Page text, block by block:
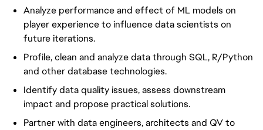
Analyze performance and effect of ML models on
player experience to influence data scientists on
future iterations.
Profile, clean and analyze data through SQL, R/Python
and other database technologies.
Identify data quality issues, assess downstream
impact and propose practical solutions.
Partner with data engineers, architects and QV to